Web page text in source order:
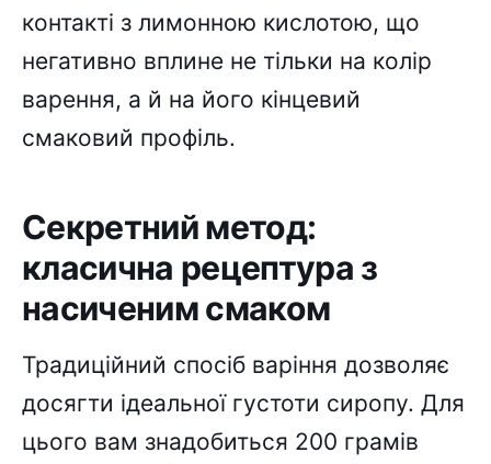
контакті з лимонною кислотою, що
негативно вплине не тільки на колір
варення, а й на його кінцевий
смаковий профіль.
Секретний метод:
класична рецептура з
насиченим смаком
Традиційний спосіб варіння дозволяє
досягти ідеальної густоти сиропу. Для
цього вам знадобиться 200 грамів